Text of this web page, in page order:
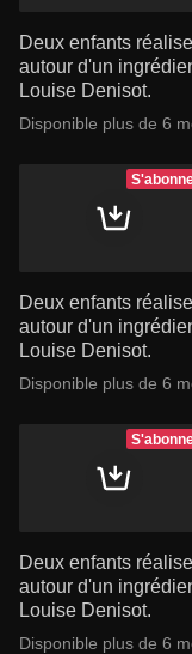
Deux enfants
autour d'un
Louise Denisot.
Disponible plus de 6
Deux enfants
autour d'un
Louise Denisot.
Disponible plus de 6
Deux enfants
autour d'un
Louise Denisot.
Disponible plus de 6